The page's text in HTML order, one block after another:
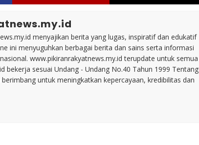
menyajikan berita yang lugas, inspiratif dan edukatif
ini menyuguhkan berbagai berita dan sains serta informasi
www.pikiranrakyatnews.my.id terupdate untuk semua
bekerja sesuai Undang - Undang No.40 Tahun 1999 Tentang
untuk meningkatkan kepercayaan, kredibilitas dan